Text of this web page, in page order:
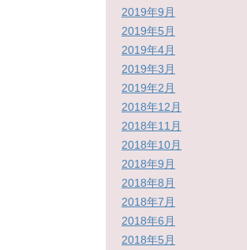
2019年9月
2019年5月
2019年4月
2019年3月
2019年2月
2018年12月
2018年11月
2018年10月
2018年9月
2018年8月
2018年7月
2018年6月
2018年5月